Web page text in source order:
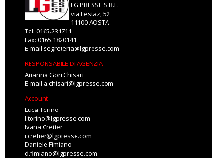
LG PRESSE S.R.L.
via Festaz, 52
11100 AOSTA
Tel: 0165.231711
Fax: 0165.1820141
E-mail segreteria@lgpresse.com
RESPONSABILE DI AGENZIA
Arianna Gori Chisari
E-mail a.chisari@lgpresse.com
Account
Luca Torino
l.torino@lgpresse.com
Ivana Cretier
i.cretier@lgpresse.com
Daniele Fimiano
d.fimiano@lgpresse.com